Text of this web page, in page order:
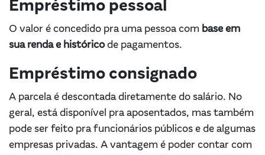
Empréstimo pessoal
O valor é concedido pra uma pessoa com base em
sua renda e históricode pagamentos.
Empréstimo consignado
A parcela é descontada diretamente do salário. No
geral, está disponível pra aposentados, mas também
pode ser feito pra funcionários públicos e de algumas
empresas privadas. A vantagem é poder contar com